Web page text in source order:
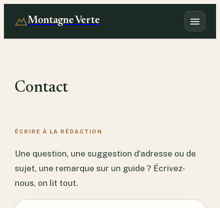
Montagne Verte
Contact
ÉCRIRE À LA RÉDACTION
Une question, une suggestion d’adresse ou de
sujet, une remarque sur un guide ? Écrivez-
nous, on lit tout.